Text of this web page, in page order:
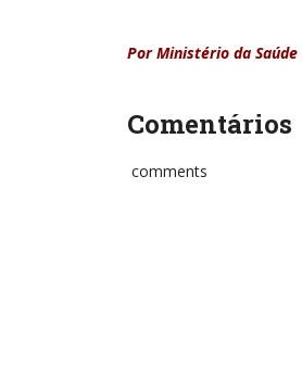
Por Ministério da Saúde
Comentários
comments